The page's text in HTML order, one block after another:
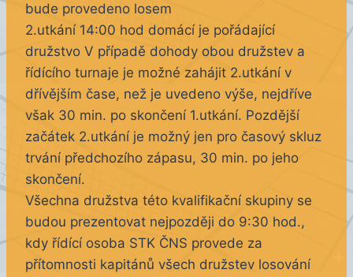
bude provedeno losem
2.utkání 14:00 hod domácí je pořádající
družstvo V případě dohody obou družstev a
řídícího turnaje je možné zahájit 2.utkání v
dřívějším čase, než je uvedeno výše, nejdříve
však 30 min. po skončení 1.utkání. Pozdější
začátek 2.utkání je možný jen pro časový skluz
trvání předchozího zápasu, 30 min. po jeho
skončení.
Všechna družstva této kvalifikační skupiny se
budou prezentovat nejpozději do 9:30 hod.,
kdy řídící osoba STK ČNS provede za
přítomnosti kapitánů všech družstev losování